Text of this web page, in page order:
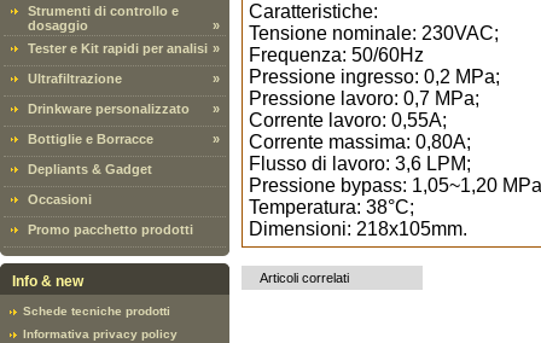
Strumenti di controllo e
dosaggio
»
Tester e Kit rapidi per analisi »
Ultrafiltrazione »
Drinkware personalizzato »
Bottiglie e Borracce »
Depliants & Gadget
Occasioni
Promo pacchetto prodotti
Info & new
Schede tecniche prodotti
Informativa privacy policy
Caratteristiche:
Tensione nominale: 230VAC;
Frequenza: 50/60Hz
Pressione ingresso: 0,2 MPa;
Pressione lavoro: 0,7 MPa;
Corrente lavoro: 0,55A;
Corrente massima: 0,80A;
Flusso di lavoro: 3,6 LPM;
Pressione bypass: 1,05~1,20
Temperatura: 38°C;
Dimensioni: 218x105mm.
Articoli correlati